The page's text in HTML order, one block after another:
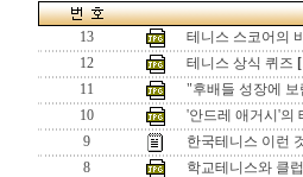
13
테니스 스코어의
12
테니스 상식 퀴즈
11
"후배들 성장에
10
'안드레 애거시'의
9
한국테니스 이런
8
학교테니스와 클